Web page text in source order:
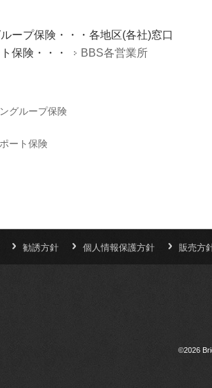
ープ保険・・・各地区(各社)窓口
保険・・・
BBS各営業所
グループ保険
ート保険
勧誘方針 個人情報保護方針 販売方
©2026